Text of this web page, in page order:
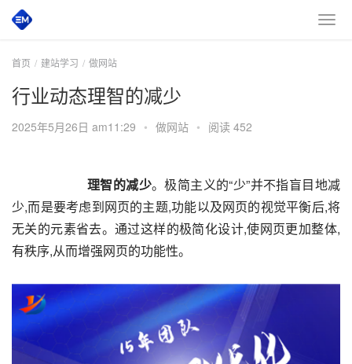
首页 建站学习 做网站
行业动态理智的减少
2025年5月26日 am11:29 • 做网站 • 阅读 452
理智的减少。极简主义的“少”并不指盲目地减
少,而是要考虑到网页的主题,功能以及网页的视觉平衡后,将
无关的元素省去。通过这样的极简化设计,使网页更加整体,
有秩序,从而增强网页的功能性。